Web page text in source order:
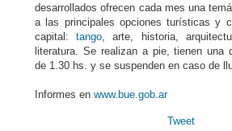
desarrollados ofrecen cada mes una
a las principales opciones turísticas y
capital:tango, arte, historia,
literatura. Se realizan a pie, tienen una
de 1.30 hs. y se suspenden en caso de
Informes en www.bue.gob.ar
Tweet